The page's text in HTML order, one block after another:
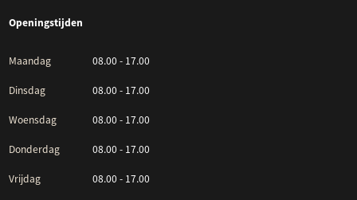
Openingstijden
Maandag 08.00 - 17.00
Dinsdag 08.00 - 17.00
Woensdag 08.00 - 17.00
Donderdag 08.00 - 17.00
Vrijdag 08.00 - 17.00